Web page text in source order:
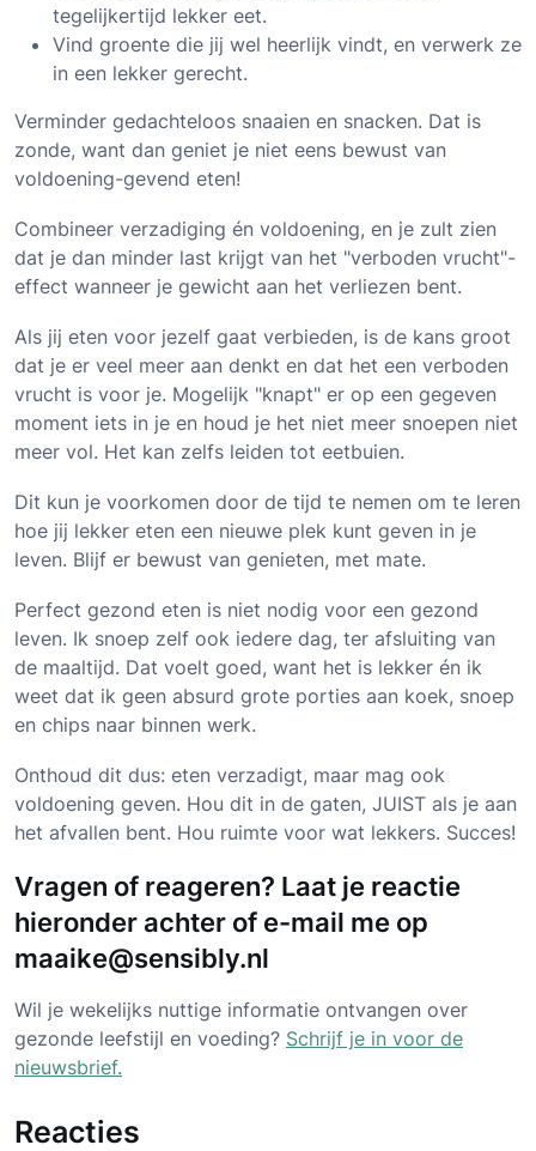
tegelijkertijd lekker eet.
Vind groente die jij wel heerlijk vindt, en verwerk ze
in een lekker gerecht.
Verminder gedachteloos snaaien en snacken. Dat is
zonde, want dan geniet je niet eens bewust van
voldoening-gevend eten!
Combineer verzadiging én voldoening, en je zult zien
dat je dan minder last krijgt van het "verboden vrucht"-
effect wanneer je gewicht aan het verliezen bent.
Als jij eten voor jezelf gaat verbieden, is de kans groot
dat je er veel meer aan denkt en dat het een verboden
vrucht is voor je. Mogelijk "knapt" er op een gegeven
moment iets in je en houd je het niet meer snoepen niet
meer vol. Het kan zelfs leiden tot eetbuien.
Dit kun je voorkomen door de tijd te nemen om te leren
hoe jij lekker eten een nieuwe plek kunt geven in je
leven. Blijf er bewust van genieten, met mate.
Perfect gezond eten is niet nodig voor een gezond
leven. Ik snoep zelf ook iedere dag, ter afsluiting van
de maaltijd. Dat voelt goed, want het is lekker én ik
weet dat ik geen absurd grote porties aan koek, snoep
en chips naar binnen werk.
Onthoud dit dus: eten verzadigt, maar mag ook
voldoening geven. Hou dit in de gaten, JUIST als je aan
het afvallen bent. Hou ruimte voor wat lekkers. Succes!
Vragen of reageren? Laat je reactie
hieronder achter of e-mail me op
maaike@sensibly.nl
Wil je wekelijks nuttige informatie ontvangen over
gezonde leefstijl en voeding? Schrijf je in voor de
nieuwsbrief.
Reacties